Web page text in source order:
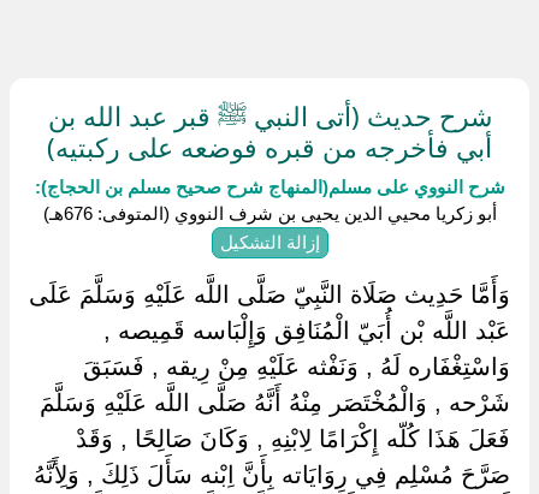
شرح حديث (أتى النبي ﷺ قبر عبد الله بن
أبي فأخرجه من قبره فوضعه على ركبتيه)
شرح النووي على مسلم(المنهاج شرح صحيح مسلم بن الحجاج):
أبو زكريا محيي الدين يحيى بن شرف النووي (المتوفى: 676هـ)
إزالة التشكيل
وَأَمَّا حَدِيث صَلَاة النَّبِيّ صَلَّى اللَّه عَلَيْهِ وَسَلَّمَ عَلَى
عَبْد اللَّه بْن أُبَيّ الْمُنَافِق وَإِلْبَاسه قَمِيصه ,
وَاسْتِغْفَاره لَهُ , وَنَفْثه عَلَيْهِ مِنْ رِيقه , فَسَبَقَ
شَرْحه , وَالْمُخْتَصَر مِنْهُ أَنَّهُ صَلَّى اللَّه عَلَيْهِ وَسَلَّمَ
فَعَلَ هَذَا كُلّه إِكْرَامًا لِابْنِهِ , وَكَانَ صَالِحًا , وَقَدْ
صَرَّحَ مُسْلِم فِي رِوَايَاته بِأَنَّ اِبْنه سَأَلَ ذَلِكَ , وَلِأَنَّهُ